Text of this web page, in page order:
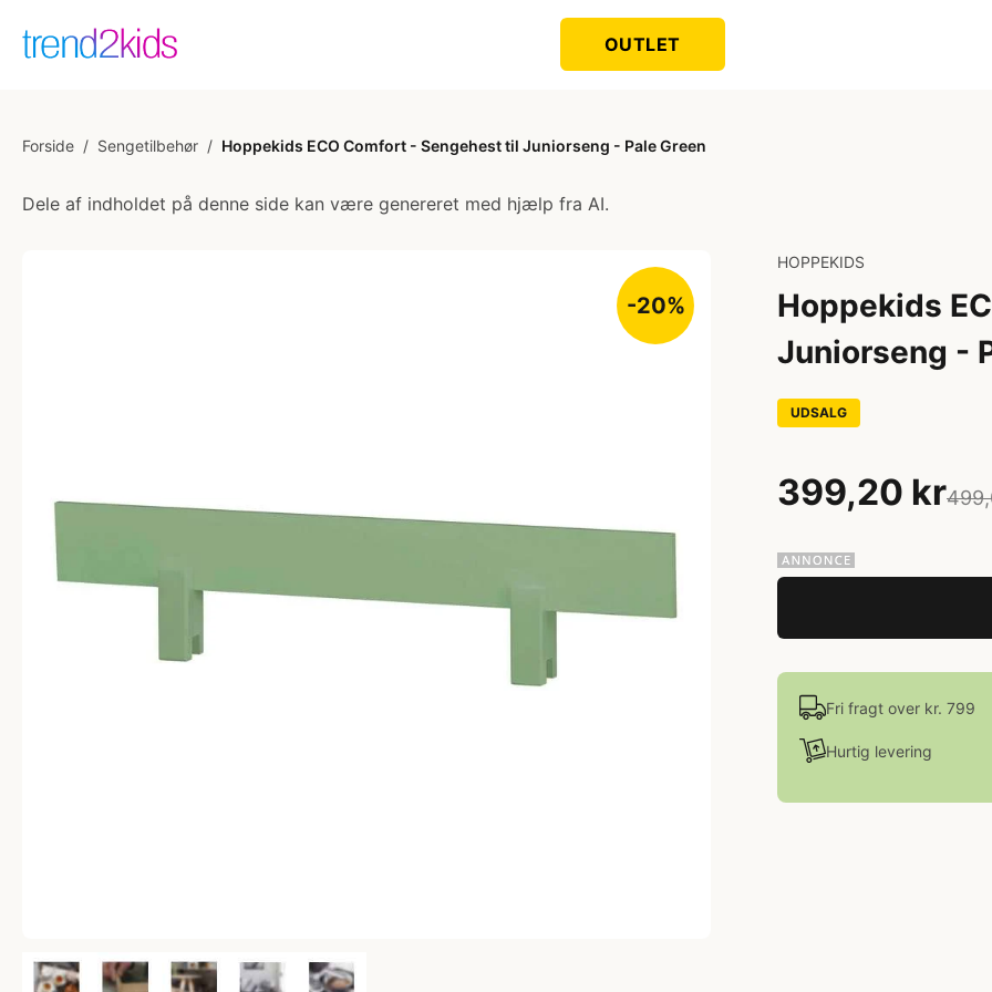
OUTLET
Forside / Sengetilbehør / Hoppekids ECO Comfort - Sengehest til Juniorseng - Pale Green
Dele af indholdet på denne side kan være genereret med hjælp fra AI.
-20%
HOPPEKIDS
Hoppekids
Juniorseng -
UDSALG
399,20 kr
Fri fragt over kr. 799
Hurtig levering